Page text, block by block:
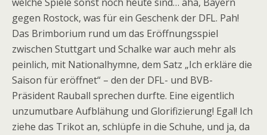
gegen Rostock, was für ein Geschenk der DFL. Pah!
Das Brimborium rund um das Eröffnungsspiel
zwischen Stuttgart und Schalke war auch mehr als
peinlich, mit Nationalhymne, dem Satz „Ich erkläre die
Saison für eröffnet“ – den der DFL- und BVB-
Präsident Rauball sprechen durfte. Eine eigentlich
unzumutbare Aufblähung und Glorifizierung! Egal! Ich
ziehe das Trikot an, schlüpfe in die Schuhe, und ja, da